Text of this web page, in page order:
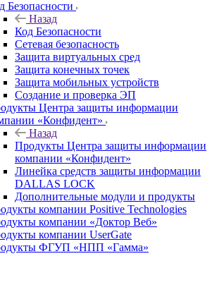
Безопасности
Назад
Код Безопасности
Сетевая безопасность
Защита виртуальных сред
Защита конечных точек
Защита мобильных устройств
Создание и проверка ЭП
Центра защиты информации
«Конфидент»
Назад
Продукты Центра защиты информации
компании «Конфидент»
Линейка средств защиты информации
DALLAS LOCK
Дополнительные модули и продукты
компании Positive Technologies
компании «Доктор Веб»
компании UserGate
ФГУП «НПП «Гамма»